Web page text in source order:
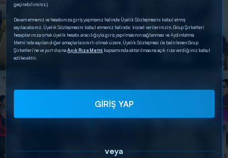
geçirebilirsiniz.)
Devam etmeniz ve hesabınıza giriş yapmanız halinde Üyelik Sözleşmesini kabul etmiş
sayılacaksınız. Üyelik Sözleşmesini kabul etmeniz halinde; kişisel verilerinizin, Grup Şirketleri
hesaplarınıza ortak üyelik hesabı aracılığıyla giriş yapılmasının sağlanması ve Aydınlatma
Metni’nde sayılan diğer amaçlarla sınırlı olmak üzere, Üyelik Sözleşmesi ile belirlenen Grup
Şirketleri’ne ve yurt dışınaAçık Rıza Metni kapsamında aktarılmasına açık rıza verdiğiniz kabul
edilecektir.
GİRİŞ YAP
veya